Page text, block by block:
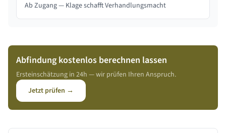
Ab Zugang — Klage schafft Verhandlungsmacht
Abfindung kostenlos berechnen lassen
Ersteinschätzung in 24h — wir prüfen Ihren Anspruch.
Jetzt prüfen →